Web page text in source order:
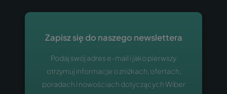
Zapisz się do naszego newslettera
Podaj swój adres e-mail i jako pierwszy
otrzymuj informacje o zniżkach, ofertach,
poradach i nowościach dotyczących Wiber